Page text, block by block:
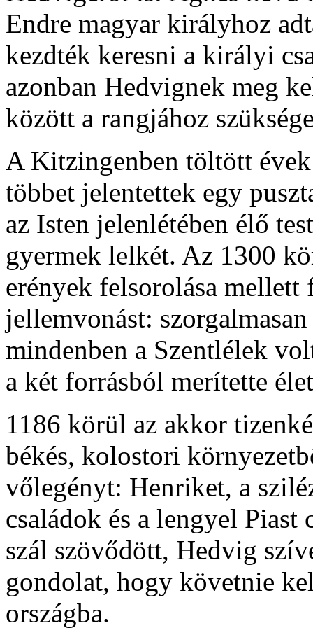
Endre magyar királyhoz
kezdték keresni a királyi
azonban Hedvignek meg
között a rangjához
A Kitzingenben töltött
többet jelentettek egy
az Isten jelenlétében élő
gyermek lelkét. Az 1300
erények felsorolása
jellemvonást:
mindenben a Szentlélek
a két forrásból merítette
1186 körül az akkor
békés, kolostori
vőlegényt: Henriket, a
családok és a lengyel
szál szövődött, Hedvig
gondolat, hogy követnie
országba.